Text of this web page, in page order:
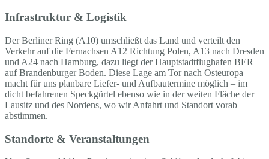
Infrastruktur & Logistik
Der Berliner Ring (A10) umschließt das Land und verteilt den
Verkehr auf die Fernachsen A12 Richtung Polen, A13 nach Dresden
und A24 nach Hamburg, dazu liegt der Hauptstadtflughafen BER
auf Brandenburger Boden. Diese Lage am Tor nach Osteuropa
macht für uns planbare Liefer- und Aufbautermine möglich – im
dicht befahrenen Speckgürtel ebenso wie in der weiten Fläche der
Lausitz und des Nordens, wo wir Anfahrt und Standort vorab
abstimmen.
Standorte & Veranstaltungen